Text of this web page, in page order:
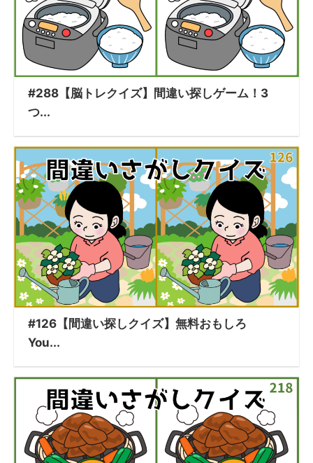
#288【脳トレクイズ】間違い探しゲーム！3
つ...
#126【間違い探しクイズ】無料おもしろ
You...